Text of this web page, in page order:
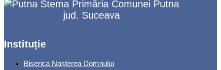
Primăria Comunei Putna
jud. Suceava
Instituție
Biserica Nașterea Domnului